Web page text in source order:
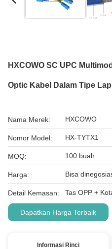
HXCOWO SC UPC
Optic Kabel Dalam Tipe
Nama Merek: HXCOWO
Nomor Model: HX-TYTX1
MOQ: 100 buah
Harga: Bisa
Detail Kemasan: Tas OPP +
Dapatkan Harga Terbaik
Informasi Rinci